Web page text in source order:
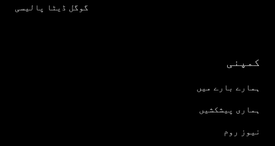
گوگل ڈیٹا پالیسی
کمپنی
ہمارے بارے میں
ہماری پیشکشیں
نیوز روم